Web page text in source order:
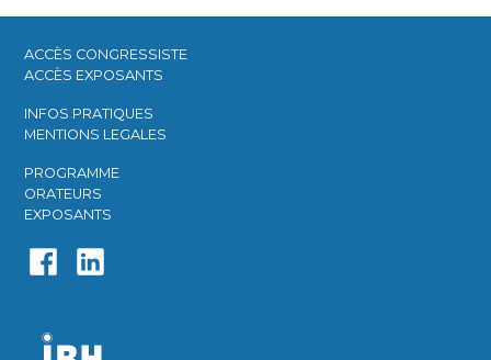
ACCÈS CONGRESSISTE​
ACCÈS EXPOSANTS​
INFOS PRATIQUES​
MENTIONS LEGALES
PROGRAMME​
ORATEURS​
EXPOSANTS​